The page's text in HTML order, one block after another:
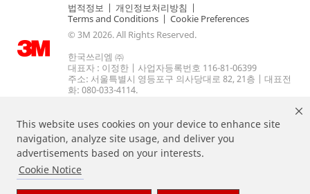
This website uses cookies on your device to enhance site
navigation, analyze site usage, and deliver you
advertisements based on your interests.
Cookie Notice
법적정보 | 개인정보처리방침 |
Terms and Conditions | Cookie Preferences
© 3M 2026. All Rights Reserved.
한국쓰리엠 ㈜
대표자 : 이정한 | 사업자등록번호 116-81-06399
주소: 서울특별시 영등포구 의사당대로 82, 21층 | 대표전
화: 080-033-4114.